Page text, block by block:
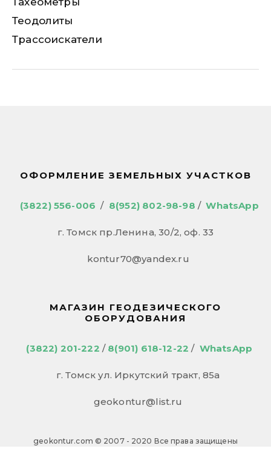
Теодолиты
Трассоискатели
ОФОРМЛЕНИЕ ЗЕМЕЛЬНЫХ УЧАСТКОВ
(3822) 556-006 / 8(952) 802-98-98 /WhatsApp
г. Томск пр.Ленина, 30/2, оф. 33
kontur70@yandex.ru
МАГАЗИН ГЕОДЕЗИЧЕСКОГО
ОБОРУДОВАНИЯ
(3822) 201-222 / 8(901) 618-12-22 / WhatsApp
г. Томск ул. Иркутский тракт, 85а
geokontur@list.ru
geokontur.com © 2007 - 2020 Все права защищены